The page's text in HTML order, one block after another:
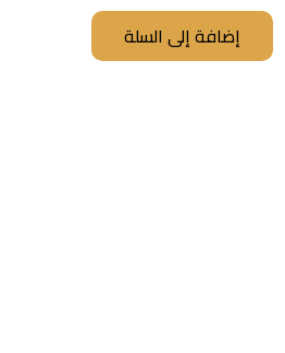
إضافة إلى السلة